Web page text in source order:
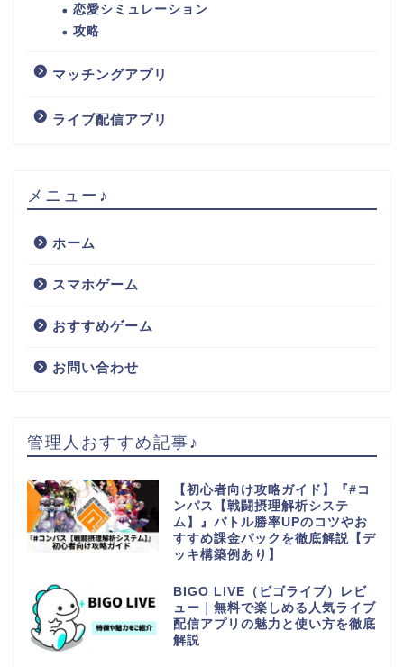
恋愛シミュレーション
攻略
マッチングアプリ
ライブ配信アプリ
メニュー♪
ホーム
スマホゲーム
おすすめゲーム
お問い合わせ
管理人おすすめ記事♪
【初心者向け攻略ガイド】『#コ
ンパス【戦闘摂理解析システ
ム】』バトル勝率UPのコツやお
すすめ課金パックを徹底解説【デ
ッキ構築例あり】
BIGO LIVE（ビゴライブ）レビ
ュー｜無料で楽しめる人気ライブ
配信アプリの魅力と使い方を徹底
解説